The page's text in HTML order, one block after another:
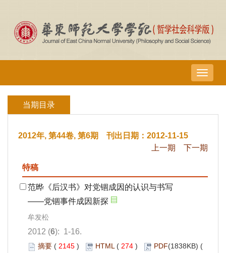
导
航
当期目录
2012年, 第44卷, 第6期 刊出日期：2012-11-15
上一期
下一期
特稿
范晔《后汉书》对党锢成因的认识与书写
——党锢事件成因新探
牟发松
2012 (6): 1-16.
摘要 ( 2145 ) HTML( 274 ) PDF(1838KB) (